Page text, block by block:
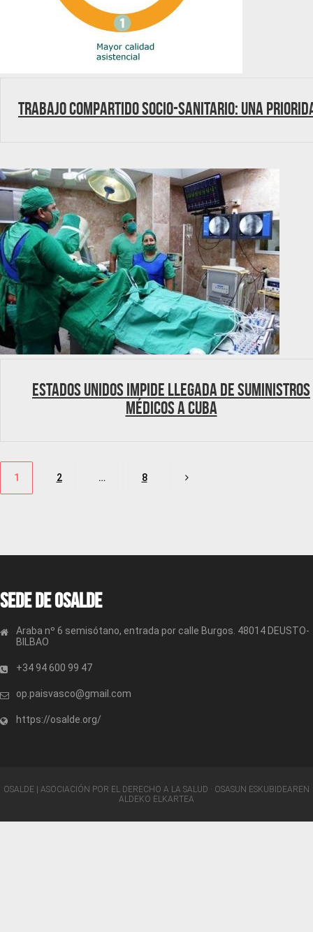
Trabajo compartido socio-sanitario: Una
Estados Unidos impide llegada de suministros
médicos a Cuba
Posts
1 2 … 8
Sede de OSALDE
Araba nº 6 semisótano, entrada por calle Burgos. 48014 DEUSTO-
BILBAO
+34 94 600 99 47
op.paisvasco@gmail.com
https://osalde.org/
OSALDE | ASOCIACIÓN POR EL DERECHO A LA SALUD · OSASUN ESKUBIDEAREN
ALDEKO ELKARTEA